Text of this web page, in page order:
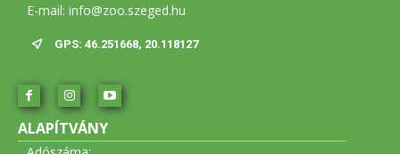
E-mail: info@zoo.szeged.hu
GPS: 46.251668, 20.118127
ALAPÍTVÁNY